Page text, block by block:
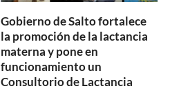
Gobierno de Salto fortalece
la promoción de la lactancia
materna y pone en
funcionamiento un
Consultorio de Lactancia